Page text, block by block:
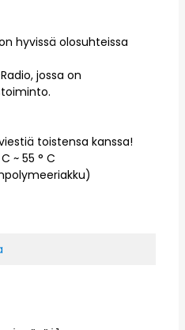
hyvissä olosuhteissa
jossa on
toistensa kanssa!
~ 55 ° C